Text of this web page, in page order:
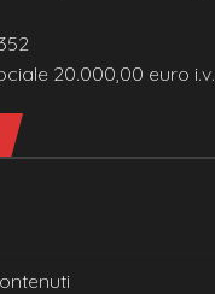
20.000,00 euro i.v.